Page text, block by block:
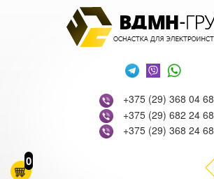
+375 (29) 368 04 68
+375 (29) 682 24 68
+375 (29) 368 24 68
0